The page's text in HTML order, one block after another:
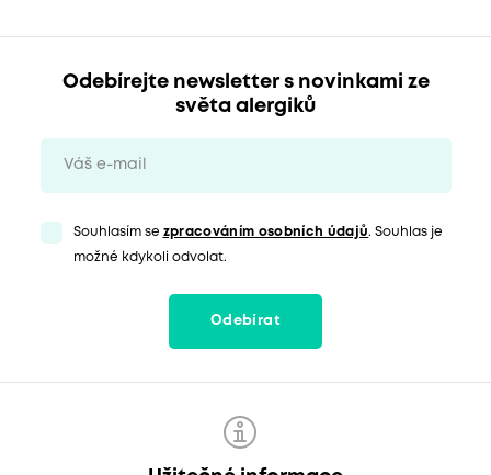
Odebírejte newsletter s novinkami ze
světa alergiků
Souhlasím se zpracováním osobních údajů. Souhlas je
možné kdykoli odvolat.
Odebírat